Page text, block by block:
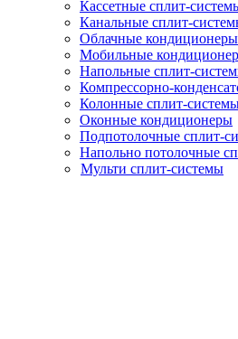
Кассетные сплит-
Канальные сплит-
Облачные кондиционеры
Мобильные
Напольные сплит-
Компрессорно-
Колонные сплит-
Оконные кондиционеры
Подпотолочные сплит-
Напольно потолочные
Мульти сплит-системы